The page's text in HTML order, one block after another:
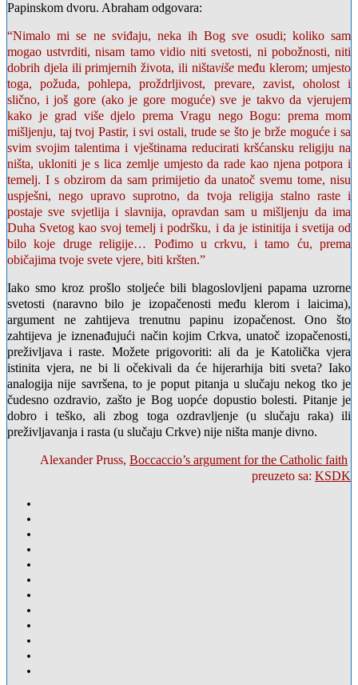
Papinskom dvoru. Abraham odgovara:
“Nimalo mi se ne sviđaju, neka ih Bog sve osudi; koliko sam
mogao ustvrditi, nisam tamo vidio niti svetosti, ni pobožnosti, niti
dobrih djela ili primjernih života, ili ništavišemeđu klerom; umjesto
toga, požuda, pohlepa, proždrljivost, prevare, zavist, oholost i
slično, i još gore (ako je gore moguće) sve je takvo da vjerujem
kako je grad više djelo prema Vragu nego Bogu: prema mom
mišljenju, taj tvoj Pastir, i svi ostali, trude se što je brže moguće i sa
svim svojim talentima i vještinama reducirati kršćansku religiju na
ništa, ukloniti je s lica zemlje umjesto da rade kao njena potpora i
temelj. I s obzirom da sam primijetio da unatoč svemu tome, nisu
uspješni, nego upravo suprotno, da tvoja religija stalno raste i
postaje sve svjetlija i slavnija, opravdan sam u mišljenju da ima
Duha Svetog kao svoj temelj i podršku, i da je istinitija i svetija od
bilo koje druge religije… Pođimo u crkvu, i tamo ću, prema
običajima tvoje svete vjere, biti kršten.”
Iako smo kroz prošlo stoljeće bili blagoslovljeni papama uzrorne
svetosti (naravno bilo je izopačenosti među klerom i laicima),
argument ne zahtijeva trenutnu papinu izopačenost. Ono što
zahtijeva je iznenađujući način kojim Crkva, unatoč izopačenosti,
preživljava i raste. Možete prigovoriti: ali da je Katolička vjera
istinita vjera, ne bi li očekivali da će hijerarhija biti sveta? Iako
analogija nije savršena, to je poput pitanja u slučaju nekog tko je
čudesno ozdravio, zašto je Bog uopće dopustio bolesti. Pitanje je
dobro i teško, ali zbog toga ozdravljenje (u slučaju raka) ili
preživljavanja i rasta (u slučaju Crkve) nije ništa manje divno.
Alexander Pruss, Boccaccio’s argument for the Catholic faith
preuzeto sa: KSDK